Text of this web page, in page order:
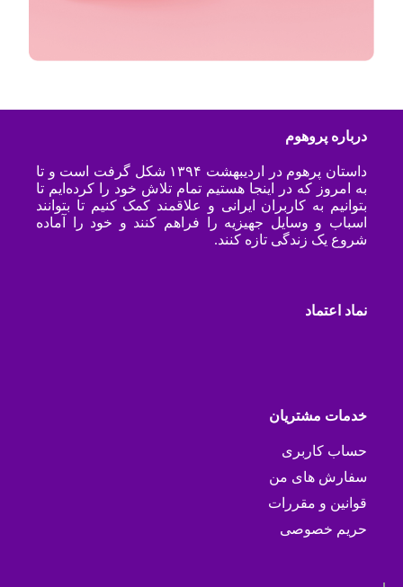
درباره پروهوم
داستان پرهوم در اردیبهشت ۱۳۹۴ شکل گرفت است و تا
به امروز که در اینجا هستیم تمام تلاش خود را کرده‌ایم تا
بتوانیم به کاربران ایرانی و علاقمند کمک کنیم تا بتوانند
اسباب و وسایل جهیزیه را فراهم کنند و خود را آماده
شروع یک زندگی تازه کنند.
نماد اعتماد
خدمات مشتریان
حساب کاربری
سفارش های من
قوانین و مقررات
حریم خصوصی